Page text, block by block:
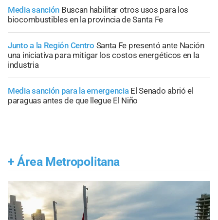
Media sanción Buscan habilitar otros usos para los
biocombustibles en la provincia de Santa Fe
Junto a la Región Centro Santa Fe presentó ante Nación
una iniciativa para mitigar los costos energéticos en la
industria
Media sanción para la emergencia El Senado abrió el
paraguas antes de que llegue El Niño
+ Área Metropolitana